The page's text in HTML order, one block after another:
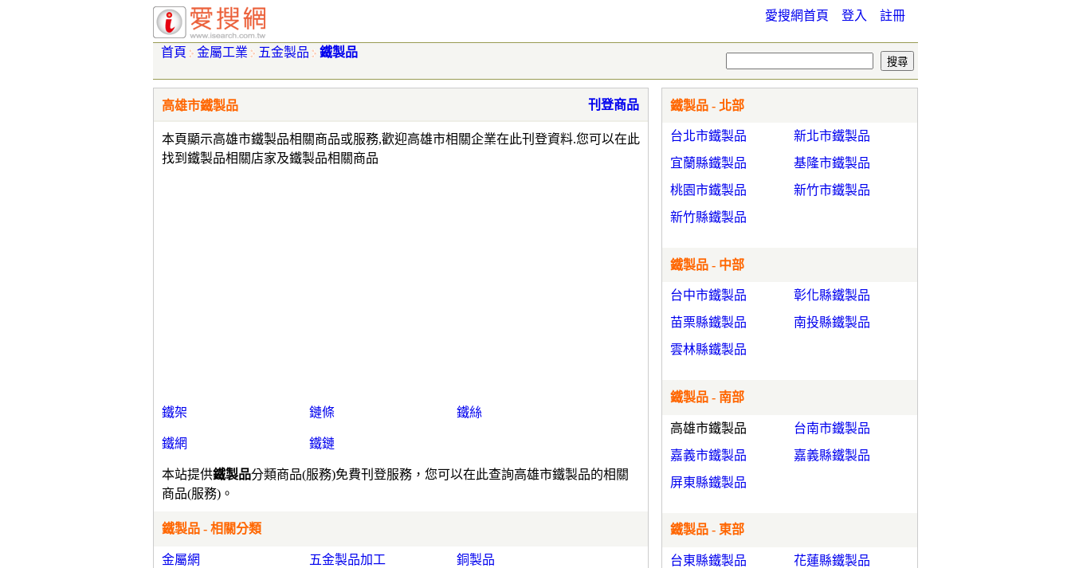
愛搜網首頁 登入 註冊
首頁 金屬工業 五金製品 鐵製品
高雄市鐵製品
本頁顯示高雄市鐵製品相關商品或服務,歡迎高雄市相關企業在此刊登資料.您可以在此
找到鐵製品相關店家及鐵製品相關商品
刊登商品
鐵架 鏈條 鐵絲
鐵網 鐵鏈
本站提供鐵製品分類商品(服務)免費刊登服務，您可以在此查詢高雄市鐵製品的相關
商品(服務)。
鐵製品 - 相關分類
金屬網 五金製品加工 銅製品
鐵製品 - 北部
台北市鐵製品
新北市鐵製品
宜蘭縣鐵製品
基隆市鐵製品
桃園市鐵製品
新竹市鐵製品
新竹縣鐵製品
鐵製品 - 中部
台中市鐵製品
彰化縣鐵製品
苗栗縣鐵製品
南投縣鐵製品
雲林縣鐵製品
鐵製品 - 南部
高雄市鐵製品
台南市鐵製品
嘉義市鐵製品
嘉義縣鐵製品
屏東縣鐵製品
鐵製品 - 東部
台東縣鐵製品 花蓮縣鐵製品